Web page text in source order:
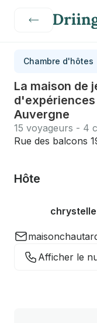
Chambre d'hôtes
La maison de
Auvergne
15 voyageurs - 4
Rue des balcons
Hôte
chrystelle
Afficher le